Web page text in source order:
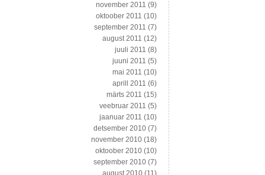
november 2011 (9)
oktoober 2011 (10)
september 2011 (7)
august 2011 (12)
juuli 2011 (8)
juuni 2011 (5)
mai 2011 (10)
aprill 2011 (6)
märts 2011 (15)
veebruar 2011 (5)
jaanuar 2011 (10)
detsember 2010 (7)
november 2010 (18)
oktoober 2010 (10)
september 2010 (7)
august 2010 (11)